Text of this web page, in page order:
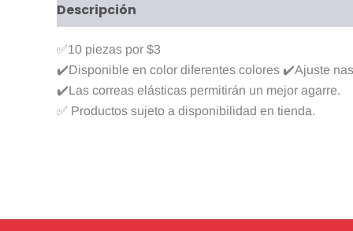
Descripción
✅10 piezas por $3
✔️Disponible en color diferentes colores ✔️Ajuste
✔️Las correas elásticas permitirán un mejor agarre.
✅ Productos sujeto a disponibilidad en tienda.